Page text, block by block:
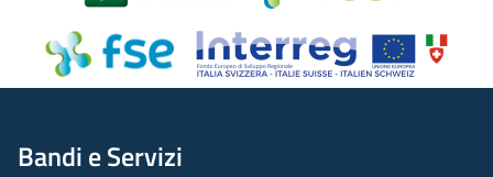
Bandi e Servizi